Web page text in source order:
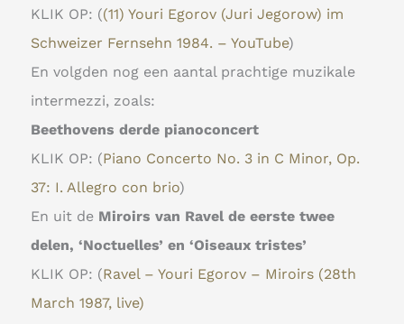
KLIK OP: ((11) Youri Egorov (Juri Jegorow) im
Schweizer Fernsehn 1984. – YouTube)
En volgden nog een aantal prachtige muzikale
intermezzi, zoals:
Beethovens derde pianoconcert
KLIK OP: (Piano Concerto No. 3 in C Minor, Op.
37: I. Allegro con brio)
En uit de Miroirs van Ravel de eerste twee
delen, ‘Noctuelles’ en ‘Oiseaux tristes’
KLIK OP: (Ravel – Youri Egorov – Miroirs (28th
March 1987, live)